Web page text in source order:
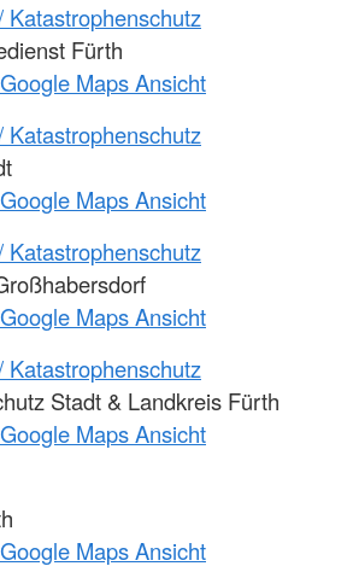
Katastrophenschutz
Fürth
Maps Ansicht
Katastrophenschutz
Maps Ansicht
Katastrophenschutz
Maps Ansicht
Katastrophenschutz
Stadt & Landkreis Fürth
Maps Ansicht
Maps Ansicht